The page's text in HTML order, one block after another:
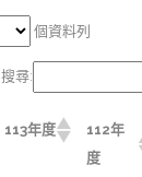
個資料列
搜尋:
113年度
112年
度